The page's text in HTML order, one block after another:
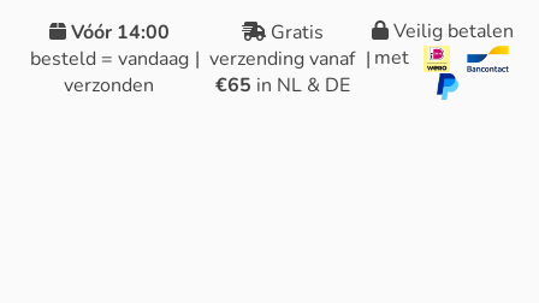
Vóór 14:00
besteld = vandaag
verzonden
|
Gratis
verzending vanaf
€65 in NL & DE
|
Veilig betalen
met